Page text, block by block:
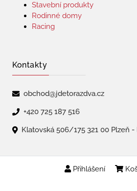
Přihlášení
Stavební produkty
Rodinné domy
Racing
Kontakty
obchod@jdetorazdva.cz
+420 725 187 516
Klatovská 506/175 321 00 Plzeň -
Copyright © 2026 |